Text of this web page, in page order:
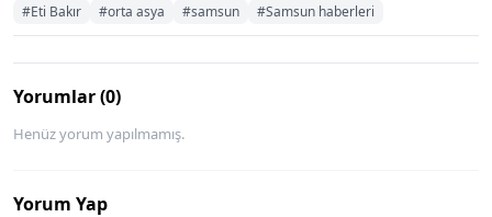
#Eti Bakır #orta asya #samsun #Samsun haberleri
Yorumlar (0)
Henüz yorum yapılmamış.
Yorum Yap